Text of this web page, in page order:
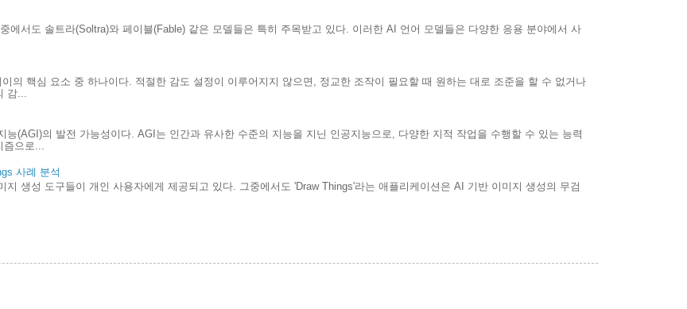
에서도 솔트라(Soltra)와 페이블(Fable) 같은 모델들은 특히 주목받고 있다. 이러한 AI 언어 모델들은 다양한 응용 분야에서 사
의 핵심 요소 중 하나이다. 적절한 감도 설정이 이루어지지 않으면, 정교한 조작이 필요할 때 원하는 대로 조준을 할 수 없거나
감...
(AGI)의 발전 가능성이다. AGI는 인간과 유사한 수준의 지능을 지닌 인공지능으로, 다양한 지적 작업을 수행할 수 있는 능력
즘으로...
사례 분석
생성 도구들이 개인 사용자에게 제공되고 있다. 그중에서도 'Draw Things'라는 애플리케이션은 AI 기반 이미지 생성의 무검